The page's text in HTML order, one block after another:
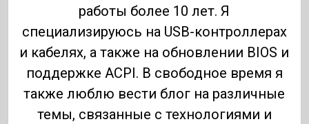
работы более 10 лет. Я
специализируюсь на USB-контроллерах
и кабелях, а также на обновлении BIOS и
поддержке ACPI. В свободное время я
также люблю вести блог на различные
темы, связанные с технологиями и